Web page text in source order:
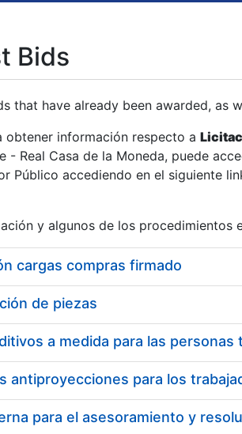
Bids
that have already been awarded, as
información respecto a
- Real Casa de la Moneda, puede
Público accediendo en el siguiente
y algunos de los procedimientos
cargas compras firmado
de piezas